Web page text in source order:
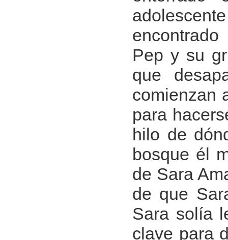
Pep y su
que
comienzan
para
hilo de
bosque él
de Sara
de que
Sara solía
clave para